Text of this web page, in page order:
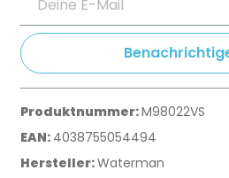
Produktnummer:M98022VS
EAN: 4038755054494
Hersteller:Waterman